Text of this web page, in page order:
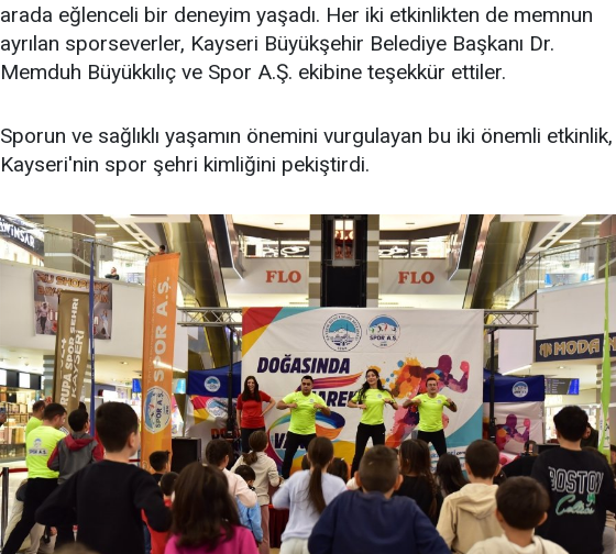
arada eğlenceli bir deneyim yaşadı. Her iki etkinlikten de memnun
ayrılan sporseverler, Kayseri Büyükşehir Belediye Başkanı Dr.
Memduh Büyükkılıç ve Spor A.Ş. ekibine teşekkür ettiler.
Sporun ve sağlıklı yaşamın önemini vurgulayan bu iki önemli etkinlik,
Kayseri'nin spor şehri kimliğini pekiştirdi.